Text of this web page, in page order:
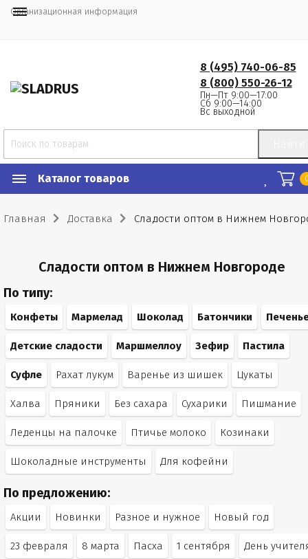
Организационная информация
8 (495) 740-06-85
8 (800) 550-26-12
Пн—Пт 9:00—17:00
Сб 9:00—14:00
Вс выходной
Каталог товаров
Главная Доставка Сладости оптом в Нижнем
Сладости оптом в Нижнем Новгороде
По типу:
Конфеты Мармелад Шоколад Батончики
Детские сладости Маршмеллоу Зефир Пастила
Суфле Рахат лукум Варенье из шишек Цукаты
Халва Пряники Без сахара Сухарики Пишмание
Леденцы на палочке Птичье молоко Козинаки
Шоколадные инструменты Для кофейни
По предложению:
Акции Новинки Разное и нужное Новый год
23 февраля 8 марта Пасха 1 сентября День